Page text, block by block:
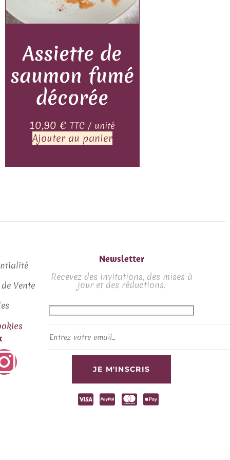
Assiette de
saumon fumé
décorée
10,90€ TTC / unité
Ajouter au panier
Vente
Newsletter
Recevez des invitations, des mises à
jour et des réductions.